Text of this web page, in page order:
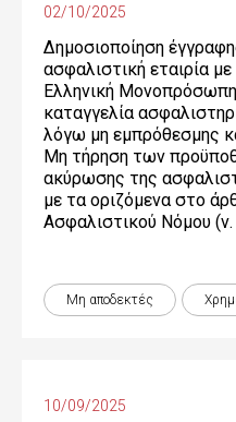
02/10/2025
Δημοσιοποίηση
ασφαλιστική εταιρία
Ελληνική Μονοπρόσωπη
καταγγελία
λόγω μη εμπρόθεσμης
Μη τήρηση των
ακύρωσης της
με τα οριζόμενα στο
Ασφαλιστικού Νόμου
Μη αποδεκτές
10/09/2025